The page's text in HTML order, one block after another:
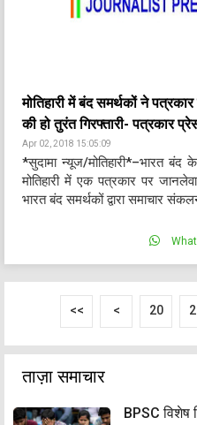
मोतिहारी में बंद समर्थकों ने
की हो तुरंत गिरफ्तारी- पत्रकार
Apr 02, 2018 15:05:09
*सुदामा न्यूज/मोतिहारी*–भारत बंद
मोतिहारी में एक पत्रकार पर
भारत बंद समर्थकों द्वारा समाचार
<< < 20
ताज़ा समाचार
BPSC विशेष